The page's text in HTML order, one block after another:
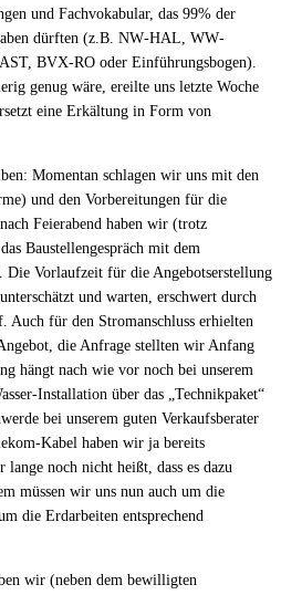
und Fachvokabular, das 99% der
dürften (z.B. NW‐HAL, WW‐
BVX‐RO oder Einführungsbogen).
genug wäre, ereilte uns letzte Woche
eine Erkältung in Form von
Momentan schlagen wir uns mit den
und den Vorbereitungen für die
Feierabend haben wir (trotz
Baustellengespräch mit dem
Die Vorlaufzeit für die Angebotserstellung
und warten, erschwert durch
Auch für den Stromanschluss erhielten
die Anfrage stellten wir Anfang
hängt nach wie vor noch bei unserem
Installation über das „Technikpaket“
bei unserem guten Verkaufsberater
Kabel haben wir ja bereits
lange noch nicht heißt, dass es dazu
müssen wir uns nun auch um die
die Erdarbeiten entsprechend
wir (neben dem bewilligten